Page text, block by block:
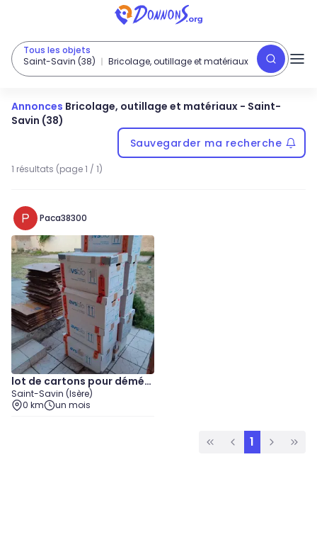
Tous les objets
Saint-Savin (38)
Bricolage, outillage et matériaux
Annonces Bricolage, outillage et matériaux - Saint-
Savin (38)
Sauvegarder ma recherche
1 résultats (page 1 / 1)
Paca38300
lot de cartons pour démén
agement
Saint-Savin (Isère)
0 km
un mois
1